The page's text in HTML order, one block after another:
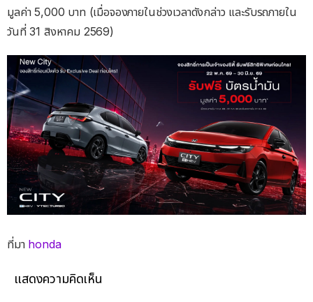
มูลค่า 5,000 บาท (เมื่อจองภายในช่วงเวลาดังกล่าว และรับรถภายใน
วันที่ 31 สิงหาคม 2569)
ที่มา honda
แสดงความคิดเห็น